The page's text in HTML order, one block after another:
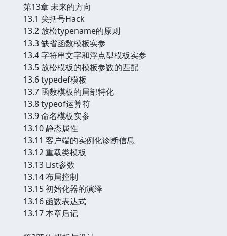
第13章 未来的方向
13.1 尖括号Hack
13.2 放松typename的原则
13.3 缺省函数模板实参
13.4 字符串文字和浮点型模板实参
13.5 放松模板的模板参数的匹配
13.6 typedef模板
13.7 函数模板的局部特化
13.8 typeof运算符
13.9 命名模板实参
13.10 静态属性
13.11 客户端的实例化诊断信息
13.12 重载类模板
13.13 List参数
13.14 布局控制
13.15 初始化器的演绎
13.16 函数表达式
13.17 本章后记